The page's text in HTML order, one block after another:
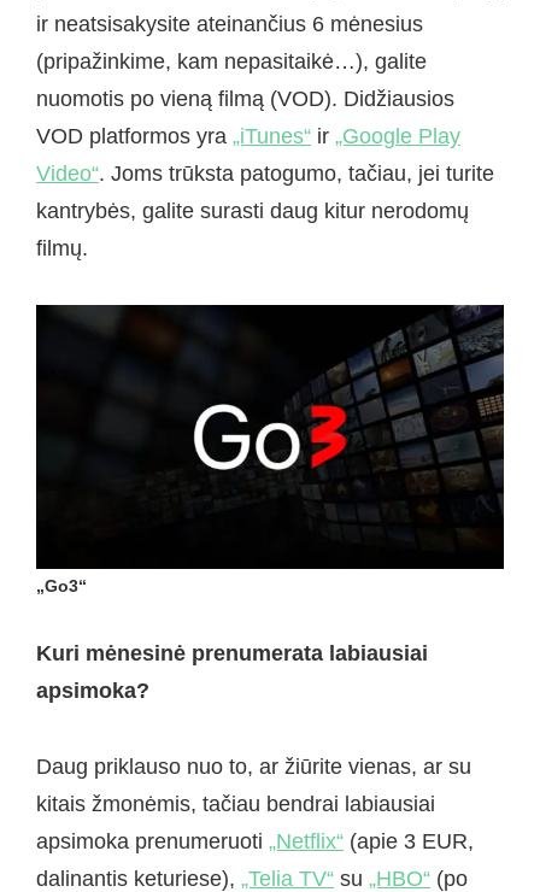
ir neatsisakysite ateinančius 6 mėnesius
(pripažinkime, kam nepasitaikė…), galite
nuomotis po vieną filmą (VOD). Didžiausios
VOD platformos yra „iTunes“ ir „Google Play
Video“. Joms trūksta patogumo, tačiau, jei turite
kantrybės, galite surasti daug kitur nerodomų
filmų.
„Go3“
Kuri mėnesinė prenumerata labiausiai
apsimoka?
Daug priklauso nuo to, ar žiūrite vienas, ar su
kitais žmonėmis, tačiau bendrai labiausiai
apsimoka prenumeruoti „Netflix“ (apie 3 EUR,
dalinantis keturiese), „Telia TV“ su „HBO“ (po